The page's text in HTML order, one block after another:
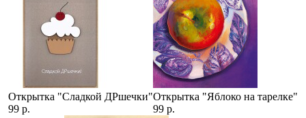
Открытка "Сладкой ДРшечки"
99 р.
Открытка "Яблоко на тарелке"
99 р.